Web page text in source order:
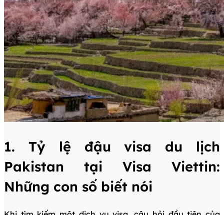
1. Tỷ lệ đậu visa du lịch
Pakistan tại Visa Viettin:
Những con số biết nói